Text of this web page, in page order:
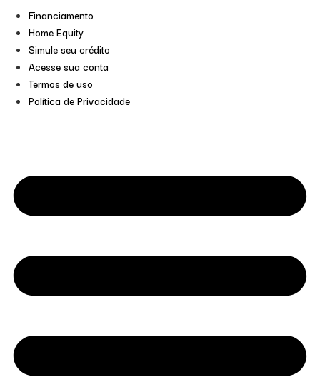
Financiamento
Home Equity
Simule seu crédito
Acesse sua conta
Termos de uso
Política de Privacidade